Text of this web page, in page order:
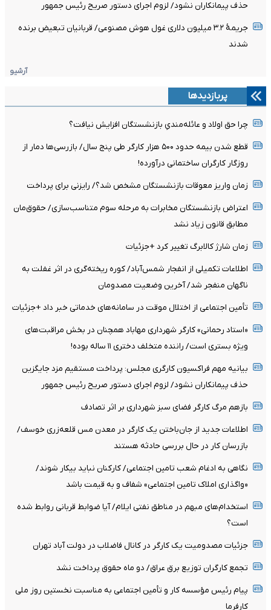
حذف پیمانکاران نشود/ لزوم اجرای دستور صریح رئیس جمهور
جریمۀ ۳.۲ میلیون دلاری غول هوش مصنوعی/ قربانیان تبعیض برنده
شدند
آرشیو
پربازدیدها
چرا حق اولاد و عائله‌مندیِ بازنشستگان افزایش نیافت؟
قطع شدن بیمه حدود ۵۰۰ هزار کارگر طی پنج سال/ بازرسی‌ها دمار از
روزگار کارگران ساختمانی درآورده!
زمان واریز معوقات بازنشستگان مشخص شد؟/ رایزنی برای پرداخت
اعتراض بازنشستگان مخابرات به مرحله سوم متناسب‌سازی/ حقوق‌مان
مطابق قانون زیاد نشد
زمان شارژ کالابرگ تغییر کرد +جزئیات
اطلاعات تکمیلی از انفجار شمس‌آباد/ کوره ریخته‌گری در اثر غفلت به
ناگهان منفجر شد/ آخرین وضعیت مصدومان
تأمین اجتماعی از اختلال موقت در سامانه‌های خدماتی خبر داد +جزئیات
«استاد رحمانی» کارگر شهرداری مهاباد همچنان در بخش مراقبت‌های
ویژه بستری است/ راننده متخلف دختری ۱۱ ساله بوده!
بیانیه مهم فراکسیون کارگری مجلس: پرداخت مستقیم مزد جایگزین
حذف پیمانکاران نشود/ لزوم اجرای دستور صریح رئیس جمهور
بازهم مرگ کارگر فضای سبز شهرداری بر اثر تصادف
اطلاعات جدید از جان‌باختن یک کارگر در معدن مس قلعه‌زری خوسف/
بازرسان کار در حال بررسی حادثه هستند
نگاهی به ادغام شعب تامین اجتماعی/ کارکنان نباید بیکار شوند/
«واگذاری املاک تامین اجتماعی» شفاف و به قیمت باشد
استخدام‌های مبهم در مناطق نفتی ایلام/ آیا ضوابط قربانی روابط شده
است؟
جزئیات مصدومیت یک کارگر در کانال فاضلاب در دولت آباد تهران
تجمع کارگران توزیع برق عراق/ دو ماه حقوق پرداخت نشد
پیام رئیس مؤسسه کار و تأمین اجتماعی به مناسبت نخستین روز ملی
کارفرما